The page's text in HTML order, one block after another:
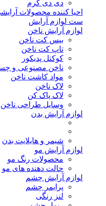
دی دی کرم
احیا کننده محصولات
ست لوازم آرایش
لوازم آرایش ناخن
بیس کت ناخن
تاپ کت ناخن
کوکتل پدیکور
ناخن مصنوعی و
مواد کاشت ناخن
لاک ناخن
لاک پاک کن
وسایل طراحی ناخن
لوازم آرایش بدن
شیمر و هایلایت بدن
لوازم آرایش مو
محصولات رنگ مو
حالت دهنده های مو
لوازم آرایش چشم
پرایمر چشم
لنز رنگی